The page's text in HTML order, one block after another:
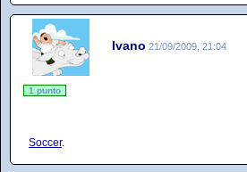
Ivano 21/09/2009, 21:04
1 punto
Soccer.